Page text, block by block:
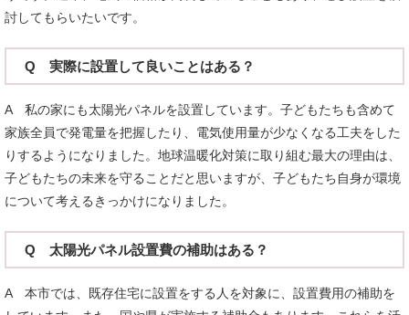
討してもらいたいです。
Q 実際に設置して良いことはある？
A 私の家にも太陽光パネルを設置しています。子どもたちも含めて
家族全員で発電量を把握したり、電気使用量が少なくなる工夫をした
りするようになりました。地球温暖化対策に取り組む最大の理由は、
子どもたちの未来を守ることだと思いますが、子どもたち自身が環境
について考えるきっかけになりました。
Q 太陽光パネル設置費の補助はある？
A 本市では、既存住宅に設置をする人を対象に、設置費用の補助を